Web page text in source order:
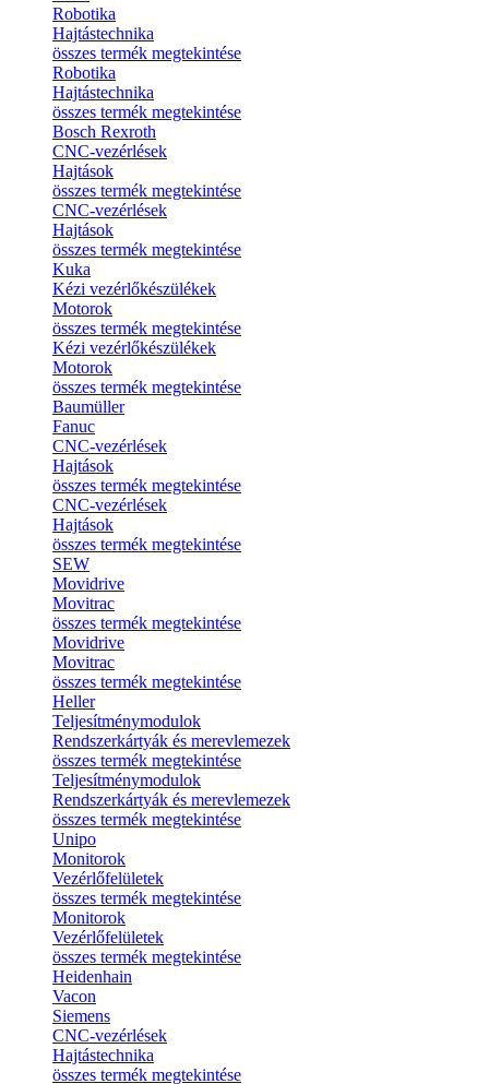
Robotika
Hajtástechnika
összes termék megtekintése
Robotika
Hajtástechnika
összes termék megtekintése
Bosch Rexroth
CNC-vezérlések
Hajtások
összes termék megtekintése
CNC-vezérlések
Hajtások
összes termék megtekintése
Kuka
Kézi vezérlőkészülékek
Motorok
összes termék megtekintése
Kézi vezérlőkészülékek
Motorok
összes termék megtekintése
Baumüller
Fanuc
CNC-vezérlések
Hajtások
összes termék megtekintése
CNC-vezérlések
Hajtások
összes termék megtekintése
SEW
Movidrive
Movitrac
összes termék megtekintése
Movidrive
Movitrac
összes termék megtekintése
Heller
Teljesítménymodulok
Rendszerkártyák és merevlemezek
összes termék megtekintése
Teljesítménymodulok
Rendszerkártyák és merevlemezek
összes termék megtekintése
Unipo
Monitorok
Vezérlőfelületek
összes termék megtekintése
Monitorok
Vezérlőfelületek
összes termék megtekintése
Heidenhain
Vacon
Siemens
CNC-vezérlések
Hajtástechnika
összes termék megtekintése